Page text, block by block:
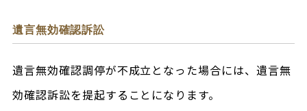
遺言無効確認訴訟
遺言無効確認調停が不成立となった場合には、遺言無
効確認訴訟を提起することになります。